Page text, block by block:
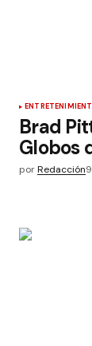
Brad
Globos
porRedacción